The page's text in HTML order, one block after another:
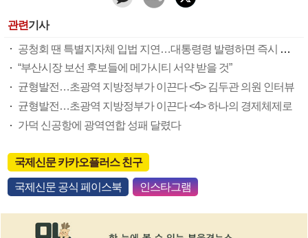
관련기사
공청회 땐 특별지자체 입법 지연…대통령령 발령하면 즉시 설치 가능
“부산시장 보선 후보들에 메가시티 서약 받을 것”
균형발전…초광역 지방정부가 이끈다 <5> 김두관 의원 인터뷰
균형발전…초광역 지방정부가 이끈다 <4> 하나의 경제체제로
가덕 신공항에 광역연합 성패 달렸다
국제신문 카카오플러스 친구
국제신문 공식 페이스북 인스타그램